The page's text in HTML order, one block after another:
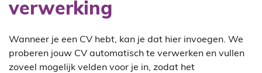
verwerking
Wanneer je een CV hebt, kan je dat hier invoegen. We
proberen jouw CV automatisch te verwerken en vullen
zoveel mogelijk velden voor je in, zodat het